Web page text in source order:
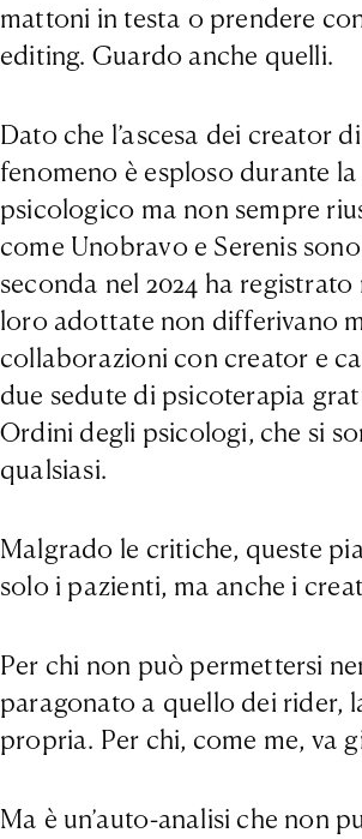
mattoni in testa o prendere
editing. Guardo anche quelli.
Dato che l’ascesa dei creator
fenomeno è esploso durante
psicologico ma non sempre
come Unobravo e Serenis
seconda nel 2024 ha
loro adottate non differivano
collaborazioni con creator e
due sedute di psicoterapia
Ordini degli psicologi, che si
qualsiasi.
Malgrado le critiche, queste
solo i pazienti, ma anche i
Per chi non può permettersi
paragonato a quello dei rider,
propria. Per chi, come me, va
Ma è un’auto-analisi che non